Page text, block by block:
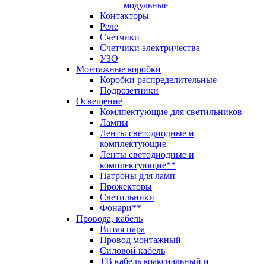
модульные
Контакторы
Реле
Счетчики
Счетчики электричества
УЗО
Монтажные коробки
Коробки распределительные
Подрозетники
Освещение
Комлпектующие для светильников
Лампы
Ленты светодиодные и
комплектующие
Ленты светодиодные и
комплектующие**
Патроны для ламп
Прожекторы
Светильники
Фонари**
Провода, кабель
Витая пара
Провод монтажный
Силовой кабель
ТВ кабель коаксиальный и